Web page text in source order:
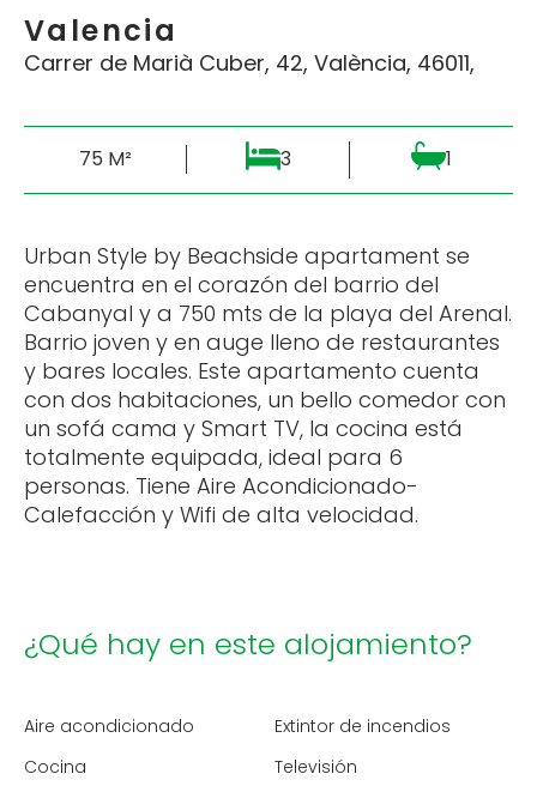
Valencia
Carrer de Marià Cuber, 42, València, 46011,
75 M² 3 1
Urban Style by Beachside apartament se
encuentra en el corazón del barrio del
Cabanyal y a 750 mts de la playa del Arenal.
Barrio joven y en auge lleno de restaurantes
y bares locales. Este apartamento cuenta
con dos habitaciones, un bello comedor con
un sofá cama y Smart TV, la cocina está
totalmente equipada, ideal para 6
personas. Tiene Aire Acondicionado-
Calefacción y Wifi de alta velocidad.
¿Qué hay en este alojamiento?
Aire acondicionado
Extintor de incendios
Cocina
Televisión